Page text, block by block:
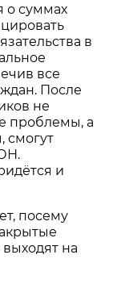
о суммах
в
все
После
не
проблемы, а
смогут
и
посему
на